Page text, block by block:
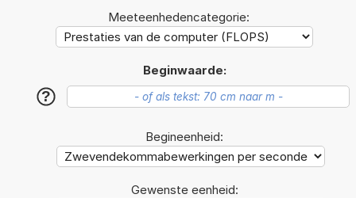
Meeteenhedencategorie:
Beginwaarde:
?
Begineenheid:
Gewenste eenheid: